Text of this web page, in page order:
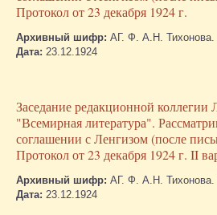
Протокол от 23 декабря 1924 г.
Архивный шифр: АГ. Ф. А.Н.
Дата: 23.12.1924
Заседание редакционной коллегии
"Всемирная литература".
соглашении с Ленгизом (после
Протокол от 23 декабря 1924 г. II
Архивный шифр: АГ. Ф. А.Н.
Дата: 23.12.1924